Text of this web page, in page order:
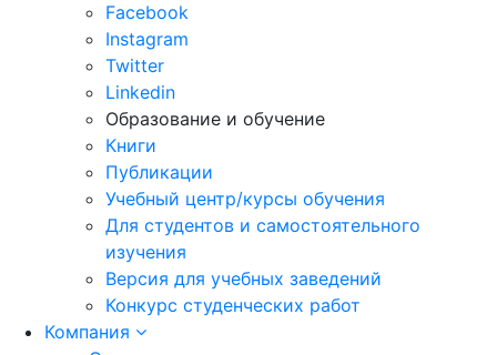
Facebook
Instagram
Twitter
Linkedin
Образование и обучение
Книги
Публикации
Учебный центр/курсы обучения
Для студентов и самостоятельного
изучения
Версия для учебных заведений
Конкурс студенческих работ
Компания